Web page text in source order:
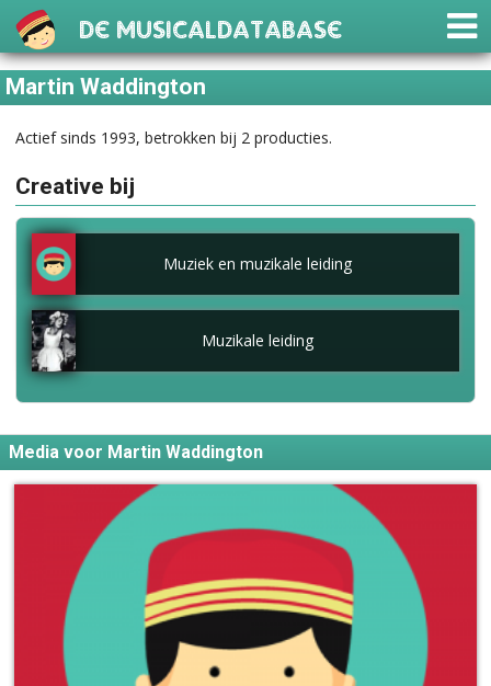
De Musicaldatabase
Martin Waddington
Actief sinds 1993, betrokken bij 2 producties.
Creative bij
Muziek en muzikale leiding
Muzikale leiding
Media voor Martin Waddington